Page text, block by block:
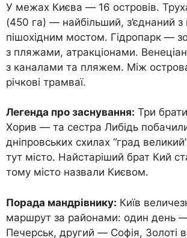
У межах Києва — 16 островів.
(450 га) — найбільший, з’єднаний з
пішохідним мостом. Гідропарк —
з пляжами, атракціонами.
з каналами та пляжем. Між
річкові трамваї.
Легенда про заснування: Три
Хорив — та сестра Либідь
дніпровських схилах “град
тут місто. Найстаріший брат Кий
тому місто назвали Києвом.
Порада мандрівнику: Київ
маршрут за районами: один день
Печерськ, другий — Софія, Золоті